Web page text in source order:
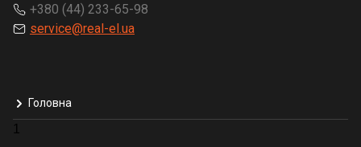
+380 (44) 233-65-98
service@real-el.ua
Головна
1